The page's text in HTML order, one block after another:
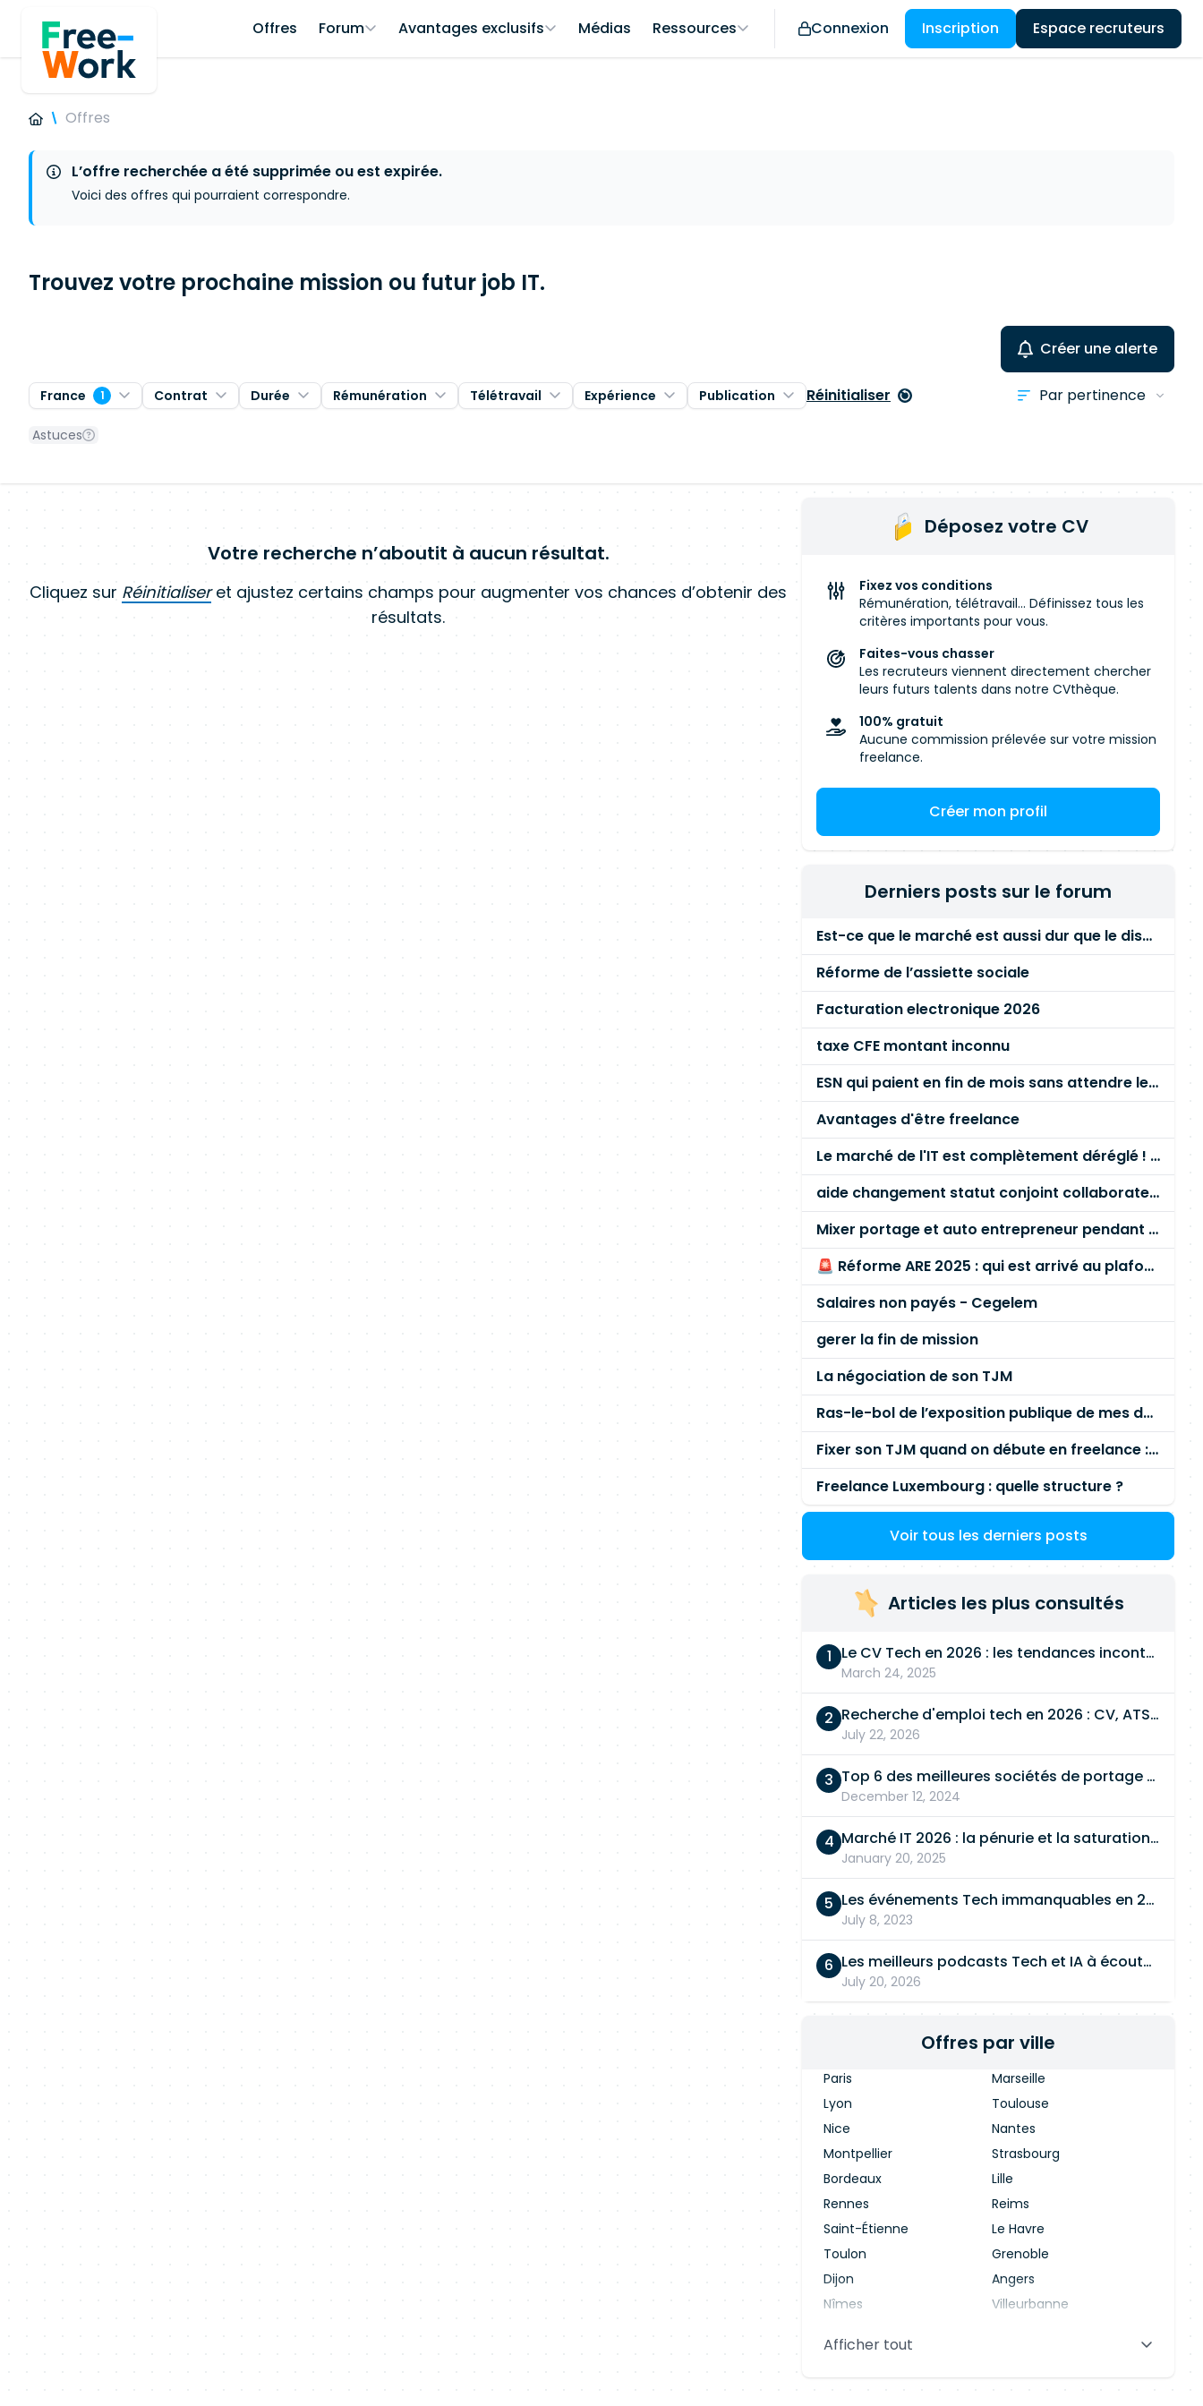
Offres Forum Avantages exclusifs Médias Ressources Connexion Inscription Espace recruteurs
Offres
L’offre recherchée a été supprimée ou est expirée.
Voici des offres qui pourraient correspondre.
Trouvez votre prochaine mission ou futur job IT.
Créer une alerte
France 1 Contrat Durée Rémunération Télétravail Expérience Publication Réinitialiser
Astuces
Votre recherche n’aboutit à aucun résultat.
Cliquez sur Réinitialiseret ajustez certains champs pour augmenter vos chances d’obtenir des
résultats.
Déposez votre CV
Fixez vos conditions
Rémunération, télétravail... Définissez tous les
critères importants pour vous.
Faites-vous chasser
Les recruteurs viennent directement chercher
leurs futurs talents dans notre CVthèque.
100% gratuit
Aucune commission prélevée sur votre mission
freelance.
Créer mon profil
Derniers posts sur le forum
Est-ce que le marché est aussi dur que le disent les commerciaux ?
Réforme de l’assiette sociale
Facturation electronique 2026
taxe CFE montant inconnu
ESN qui paient en fin de mois sans attendre le paiement client ?
Avantages d'être freelance
Le marché de l'IT est complètement déréglé ! STOP à cette mascarade ! Il faut s'unir et résister !
aide changement statut conjoint collaborateur
Mixer portage et auto entrepreneur pendant des années - quel risque ?
🚨 Réforme ARE 2025 : qui est arrivé au plafond des 60 % en gardant son entreprise ?
Salaires non payés - Cegelem
gerer la fin de mission
La négociation de son TJM
Ras-le-bol de l’exposition publique de mes données personnelles liées à mon entreprise
Fixer son TJM quand on débute en freelance : la méthode mathématique (et pas au feeling) 🛑
Freelance Luxembourg : quelle structure ?
Voir tous les derniers posts
Articles les plus consultés
Le CV Tech en 2026 : les tendances incontournables
March 24, 2025
Recherche d'emploi tech en 2026 : CV, ATS, entretien… On vous dit tout
July 22, 2026
Top 6 des meilleures sociétés de portage salarial
December 12, 2024
Marché IT 2026 : la pénurie et la saturation, en même temps
January 20, 2025
Les événements Tech immanquables en 2026
July 8, 2023
Les meilleurs podcasts Tech et IA à écouter en 2026
July 20, 2026
Offres par ville
Paris
Marseille
Lyon
Toulouse
Nice
Nantes
Montpellier
Strasbourg
Bordeaux
Lille
Rennes
Reims
Saint-Étienne
Le Havre
Toulon
Grenoble
Dijon
Angers
Nîmes
Villeurbanne
Aix-en-Provence
Afficher tout